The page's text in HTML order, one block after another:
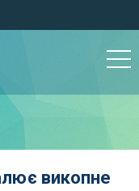
викопне